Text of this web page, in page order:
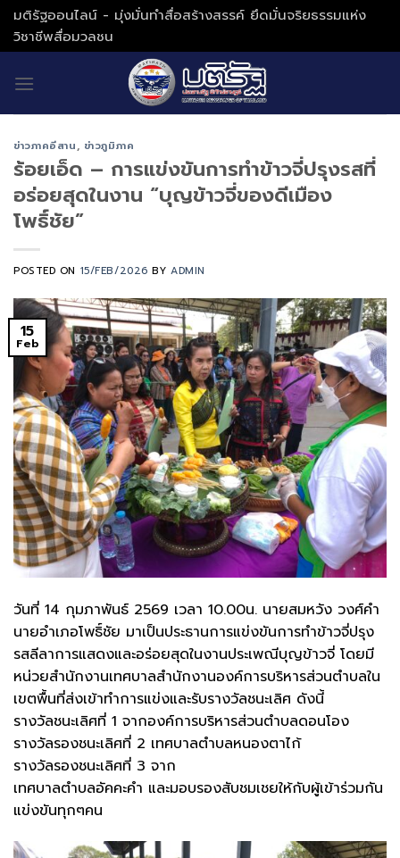
Skip
to
content
มติรัฐออนไลน์ - มุ่งมั่นทำสื่อสร้างสรรค์ ยึดมั่นจริยธรรมแห่ง
วิชาชีพสื่อมวลชน
ข่าวภาคอีสาน, ข่าวภูมิภาค
ร้อยเอ็ด – การแข่งขันการทำข้าวจี่ปรุงรสที่
อร่อยสุดในงาน “บุญข้าวจี่ของดีเมือง
โพธิ์ชัย”
POSTED ON 15/FEB/2026 BYADMIN
15
Feb
วันที่ 14 กุมภาพันธ์ 2569 เวลา 10.00น. นายสมหวัง วงศ์คำ
นายอำเภอโพธิ์ชัย มาเป็นประธานการแข่งขันการทำข้าวจี่ปรุง
รสลีลาการแสดงและอร่อยสุดในงานประเพณีบุญข้าวจี่ โดยมี
หน่วยสำนักงานเทศบาลสำนักงานองค์การบริหารส่วนตำบลใน
เขตพื้นที่ส่งเข้าทำการแข่งและรับรางวัลชนะเลิศ ดังนี้
รางวัลชนะเลิศที่ 1 จากองค์การบริหารส่วนตำบลดอนโอง
รางวัลรองชนะเลิศที่ 2 เทศบาลตำบลหนองตาไก้
รางวัลรองชนะเลิศที่ 3 จาก
เทศบาลตำบลอัคคะคำ และมอบรองสับชมเชยให้กับผู้เข้าร่วมกัน
แข่งขันทุกๆคน